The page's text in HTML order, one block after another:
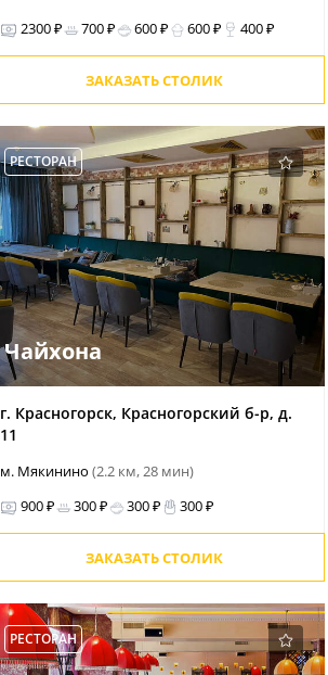
2300 ₽ 700 ₽ 600 ₽ 600 ₽ 400 ₽
ЗАКАЗАТЬ СТОЛИК
РЕСТОРАН
Чайхона
г. Красногорск, Красногорский б-р, д.
11
м. Мякинино (2.2 км, 28 мин)
900 ₽
300 ₽ 300 ₽ 300 ₽
ЗАКАЗАТЬ СТОЛИК
РЕСТОРАН